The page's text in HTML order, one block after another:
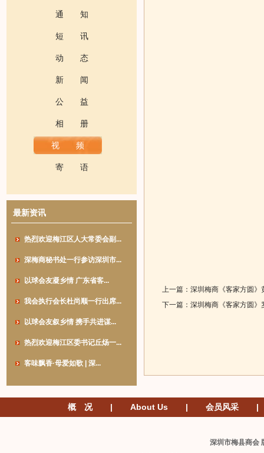
通 知
短 讯
动 态
新 闻
公 益
相 册
视 频
寄 语
最新资讯
热烈欢迎梅江区人大常委会副...
深梅商秘书处一行参访深圳市...
以球会友凝乡情 广东省客...
我会执行会长杜尚顺一行出席...
以球会友叙乡情 携手共进谋...
热烈欢迎梅江区委书记丘炀一...
客味飘香·母爱如歌 | 深...
上一篇： 深圳梅商《客家方圆》
下一篇： 深圳梅商《客家方圆》
概 况 | About Us | 会员风采 |
深圳市梅县商